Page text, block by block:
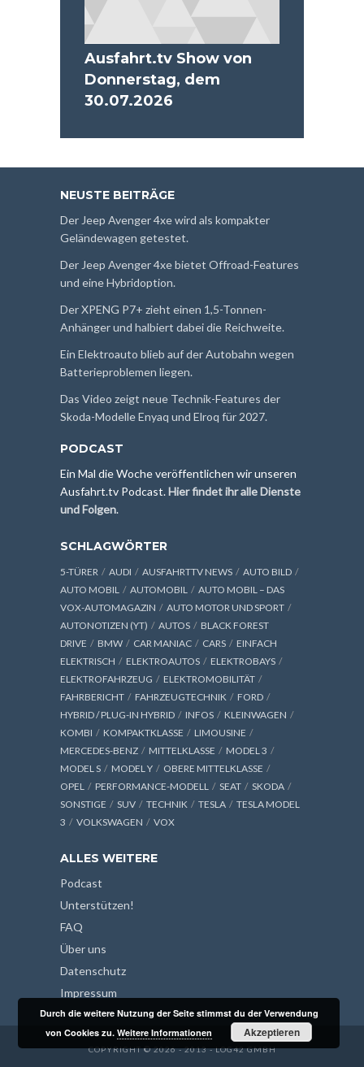
Ausfahrt.tv Show von
Donnerstag, dem
30.07.2026
NEUSTE BEITRÄGE
Der Jeep Avenger 4xe wird als kompakter
Geländewagen getestet.
Der Jeep Avenger 4xe bietet Offroad-Features
und eine Hybridoption.
Der XPENG P7+ zieht einen 1,5-Tonnen-
Anhänger und halbiert dabei die Reichweite.
Ein Elektroauto blieb auf der Autobahn wegen
Batterieproblemen liegen.
Das Video zeigt neue Technik-Features der
Skoda-Modelle Enyaq und Elroq für 2027.
PODCAST
Ein Mal die Woche veröffentlichen wir unseren
Ausfahrt.tv Podcast.Hier findet ihr alle Dienste
und Folgen.
SCHLAGWÖRTER
5-TÜRER AUDI AUSFAHRTTV NEWS
AUTO BILD
AUTO MOBIL
AUTOMOBIL
AUTO MOBIL – DAS
VOX-AUTOMAGAZIN
AUTO MOTOR UND SPORT
AUTONOTIZEN (YT)
AUTOS
BLACK FOREST
DRIVE
BMW CAR MANIAC CARS
EINFACH
ELEKTRISCH
ELEKTROAUTOS
ELEKTROBAYS
ELEKTROFAHRZEUG
ELEKTROMOBILITÄT
FAHRBERICHT
FAHRZEUGTECHNIK
FORD
HYBRID / PLUG-IN HYBRID
INFOS
KLEINWAGEN
KOMBI
KOMPAKTKLASSE
LIMOUSINE
MERCEDES-BENZ
MITTELKLASSE
MODEL 3
MODEL S
MODEL Y
OBERE MITTELKLASSE
OPEL
PERFORMANCE-MODELL SEAT
SKODA
SONSTIGE
SUV TECHNIK TESLA
TESLA MODEL
3
VOLKSWAGEN VOX
ALLES WEITERE
Podcast
Unterstützen!
FAQ
Über uns
Datenschutz
Impressum
COPYRIGHT © 2026 - 2013 - LOG42 GMBH
Durch die weitere Nutzung der Seite stimmst du der Verwendung
von Cookies zu.Weitere Informationen Akzeptieren